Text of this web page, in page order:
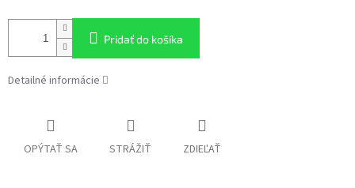
Pridať do košíka
Detailné informácie
OPÝTAŤ SA STRÁŽIŤ ZDIEĽAŤ